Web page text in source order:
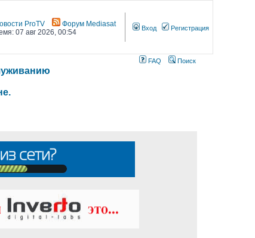
ProTV
Форум Mediasat
07 авг 2026, 00:54
Вход Регистрация
FAQ Поиск